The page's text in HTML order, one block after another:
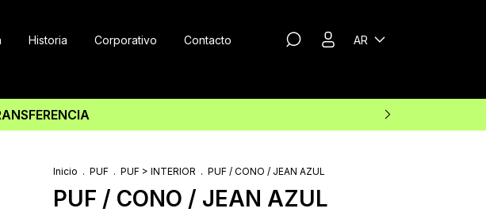
Historia Corporativo Contacto AR
Inicio . PUF . PUF > INTERIOR . PUF / CONO / JEAN AZUL
PUF / CONO / JEAN AZUL